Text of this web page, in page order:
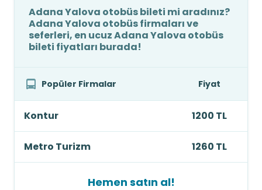
Adana Yalova otobüs bileti mi aradınız?
Adana Yalova otobüs firmaları ve
seferleri, en ucuz Adana Yalova otobüs
bileti fiyatları burada!
Popüler Firmalar Fiyat
Kontur 1200 TL
Metro Turizm 1260 TL
Hemen satın al!